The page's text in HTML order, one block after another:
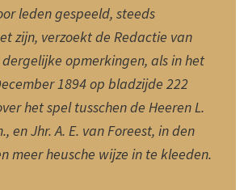
leden gespeeld, steeds
zijn, verzoekt de Redactie van
opmerkingen, als in het
1894 op bladzijde 222
het spel tusschen de Heeren L.
en Jhr. A. E. van Foreest, in den
meer heusche wijze in te kleeden.